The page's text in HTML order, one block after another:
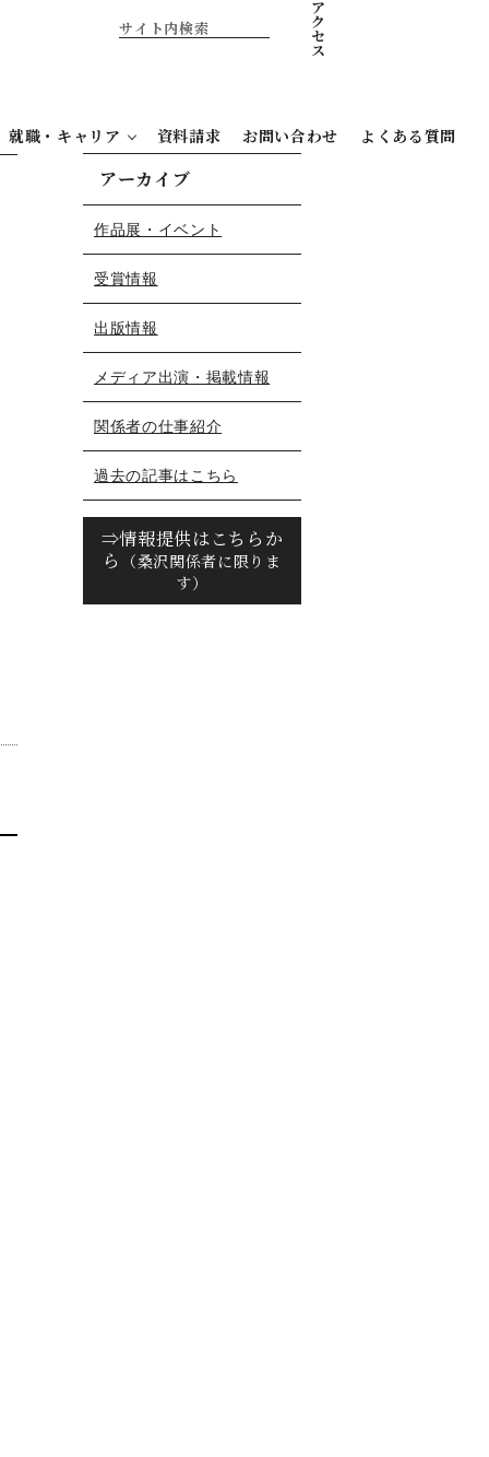
ア
ク
セ
ス
就職・キャリア 資料請求 お問い合わせ よくある質問
アーカイブ
作品展・イベント
受賞情報
出版情報
メディア出演・掲載情報
関係者の仕事紹介
過去の記事はこちら
⇒情報提供はこちらか
ら
（桑沢関係者に限りま
す）